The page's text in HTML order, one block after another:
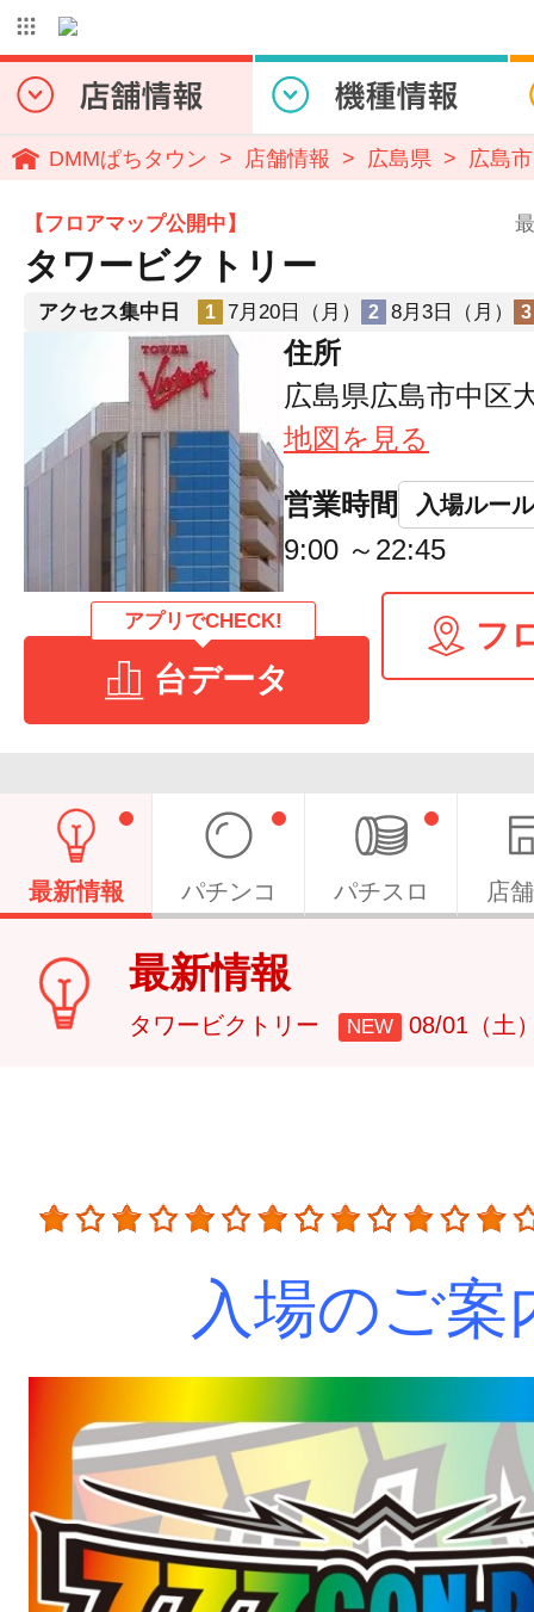
DMMぱちタウン 店舗情報 広島県 広島
【フロアマップ公開中】
タワービクトリー
アクセス集中日 1 7月20日（月） 2 8月3日（月） 3
住所
広島県広島市中区
地図を見る
営業時間 入場ルール
9:00 ～22:45
アプリでCHECK!
台データ
フ
最新情報 パチンコ パチスロ 店
最新情報
タワービクトリー NEW 08/01（土
入場のご案